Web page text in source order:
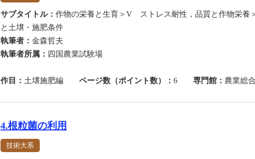
サブタイトル： 作物の栄養と生育＞V ストレス耐性，品質と作物栄養
と土壌・施肥条件
執筆者： 金森哲夫
執筆者所属： 四国農業試験場
作目： 土壌施肥編 ページ数（ポイント数）： 6 専門館： 農業総合
4.根粒菌の利用
技術大系